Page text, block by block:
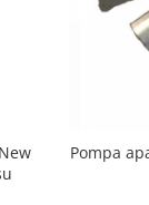
Pompa